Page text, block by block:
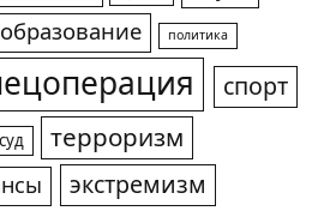
образование политика
спорт
суд терроризм
экстремизм